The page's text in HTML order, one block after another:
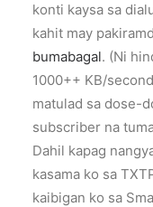
konti kaysa sa
kahit may
bumabagal. (Ni
1000++ KB/
matulad sa dose-
subscriber na
Dahil kapag
kasama ko sa
kaibigan ko sa